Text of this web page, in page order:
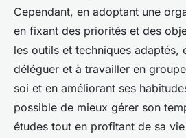
Cependant, en adoptant une
en fixant des priorités et des
les outils et techniques adaptés,
déléguer et à travailler en
soi et en améliorant ses
possible de mieux gérer son
études tout en profitant de sa